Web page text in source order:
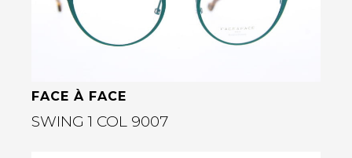
FACE À FACE
SWING 1 COL 9007